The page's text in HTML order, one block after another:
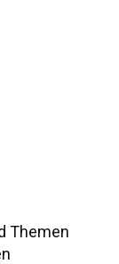
Themen